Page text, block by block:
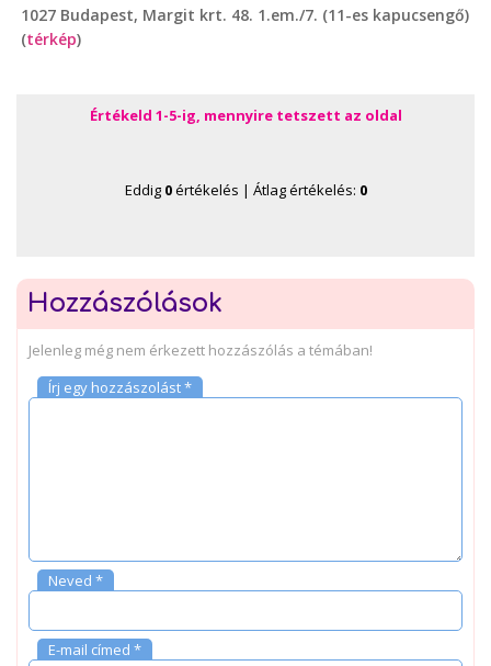
1027 Budapest, Margit krt. 48. 1.em./7. (11-es kapucsengő)
(térkép)
Értékeld 1-5-ig, mennyire tetszett az oldal
Eddig 0értékelés | Átlag értékelés: 0
Hozzászólások
Jelenleg még nem érkezett hozzászólás a témában!
Írj egy hozzászolást *
Neved *
E-mail címed *